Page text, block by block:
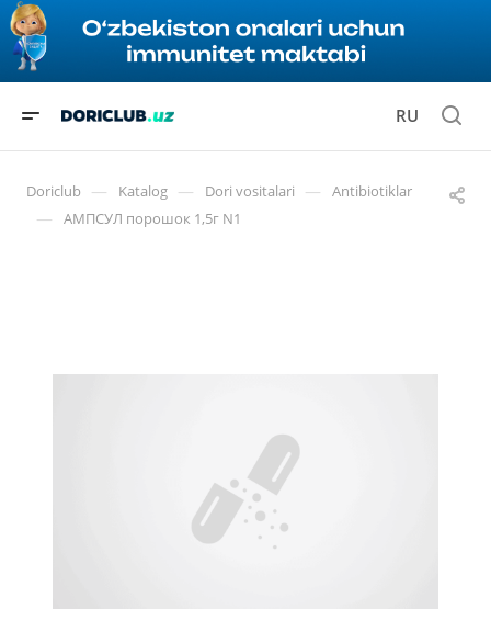
RU
Doriclub — Katalog — Dori vositalari — Antibiotiklar
— АМПСУЛ порошок 1,5г N1